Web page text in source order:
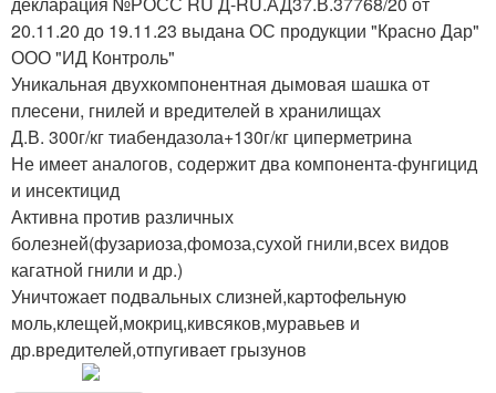
20.11.20 до 19.11.23 выдана ОС продукции "Красно Дар"
ООО "ИД Контроль"
Уникальная двухкомпонентная дымовая шашка от
плесени, гнилей и вредителей в хранилищах
Д.В. 300г/кг тиабендазола+130г/кг циперметрина
Не имеет аналогов, содержит два компонента-фунгицид
и инсектицид
Активна против различных
болезней(фузариоза,фомоза,сухой гнили,всех видов
кагатной гнили и др.)
Уничтожает подвальных слизней,картофельную
моль,клещей,мокриц,кивсяков,муравьев и
др.вредителей,отпугивает грызунов